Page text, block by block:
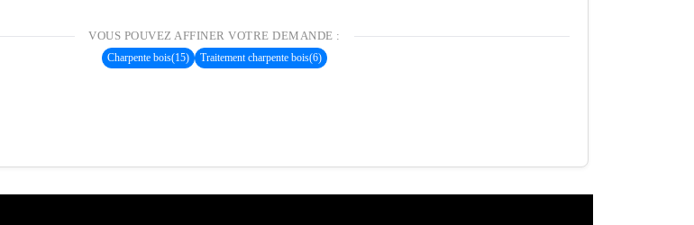
VOUS POUVEZ AFFINER VOTRE DEMANDE :
Charpente bois(15) Traitement charpente bois(6)